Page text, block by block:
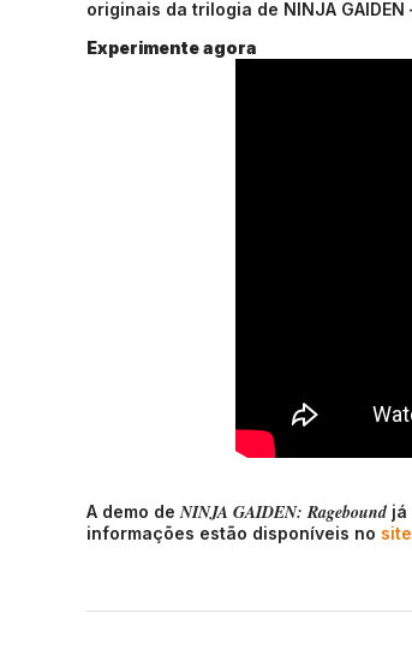
originais da trilogia de NINJA
Experimente agora
A demo de NINJA GAIDEN: Ragebound já
informações estão disponíveis no